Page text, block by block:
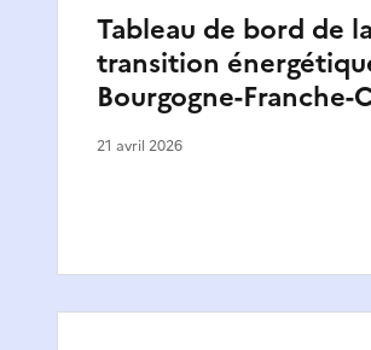
Tableau de bord de la
transition
Bourgogne-Franche-
21 avril 2026